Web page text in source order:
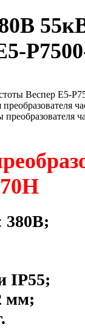
380В;
IP55;
мм;